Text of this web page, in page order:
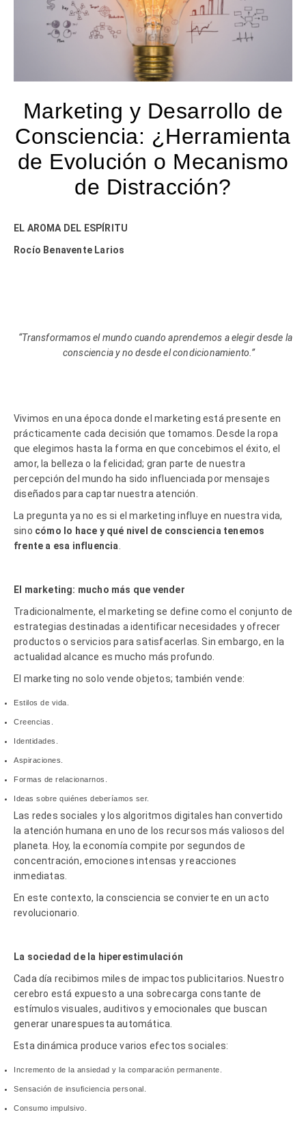
Marketing y Desarrollo de
Consciencia: ¿Herramienta
de Evolución o Mecanismo
de Distracción?
EL AROMA DEL ESPÍRITU
Rocío Benavente Larios
“Transformamos el mundo cuando aprendemos a elegir desde la
consciencia y no desde el condicionamiento.”
Vivimos en una época donde el marketing estápresente en
prácticamente cada decisión que tomamos. Desde la ropa
que elegimos hasta la forma en que concebimos el éxito, el
amor, la belleza o la felicidad; gran parte de nuestra
percepción del mundo ha sido influenciada por mensajes
diseñados para captar nuestra atención.
La pregunta ya no es si el marketing influye en nuestra vida,
sino cómo lo hace y qué nivel de consciencia tenemos
frente a esa influencia
El marketing: mucho más que vender
Tradicionalmente, el marketing se define como el conjunto de
estrategias destinadas a identificar necesidades y ofrecer
productos o servicios para satisfacerlas. Sin embargo, en la
actualidad alcance es mucho más profundo.
El marketing no solo vende objetos; también vende:
Estilos de vida.
Creencias.
Identidades.
Aspiraciones.
Formas de relacionarnos.
Ideas sobre quiénes deberíamos ser.
Las redes sociales y los algoritmos digitales han convertido
la atención humana en uno de los recursos más valiosos del
planeta. Hoy, la economía compite por segundos de
concentración, emociones intensas y reacciones
inmediatas.
En este contexto, la consciencia se convierte en un acto
revolucionario.
La sociedad de la hiperestimulación
Cada día recibimos miles de impactos publicitarios. Nuestro
cerebro está expuesto a una sobrecarga constante de
estímulos visuales, auditivos y emocionales que buscan
generar unarespuesta automática.
Esta dinámica produce varios efectos sociales:
Incremento de la ansiedad y la comparación permanente.
Sensación de insuficiencia personal.
Consumo impulsivo.